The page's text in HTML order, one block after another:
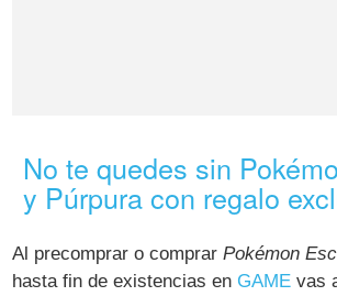
No te quedes sin
y Púrpura con regalo
Al precomprar o comprarPokémon
hasta fin de existencias en GAME vas